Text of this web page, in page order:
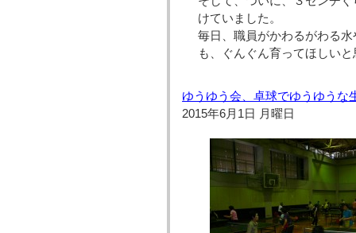
けていました。
毎日、職員がかわるがわる
も、ぐんぐん育ってほしい
ゆうゆう会、卓球でゆうゆうな
2015年6月1日 月曜日